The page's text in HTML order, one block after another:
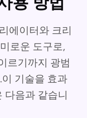
에이터와 크리
로운 도구로,
르기까지 광범
기술을 효과
다음과 같습니